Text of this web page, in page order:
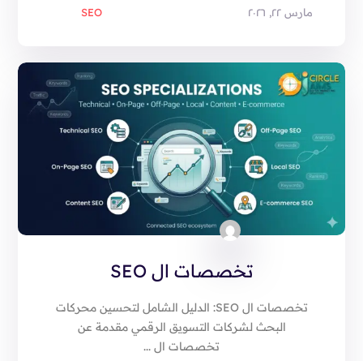
SEO مارس ٢٢, ٢٠٢٦
تخصصات ال SEO
تخصصات ال SEO: الدليل الشامل لتحسين محركات
البحث لشركات التسويق الرقمي مقدمة عن
تخصصات ال ...